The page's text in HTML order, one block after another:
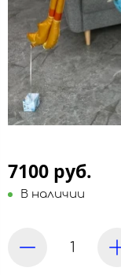
7100 руб.
В наличии